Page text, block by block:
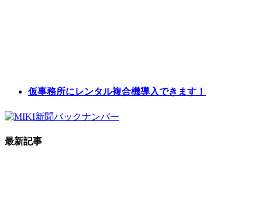
仮事務所にレンタル複合機導入できます！
最新記事